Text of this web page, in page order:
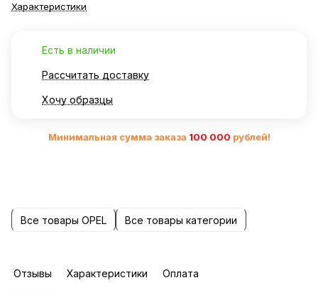
Характеристики
Есть в наличии
Рассчитать доставку
Хочу образцы
Минимальная сумма заказа 100 000 рублей!
Все товары OPEL Все товары категории
Отзывы Характеристики Оплата